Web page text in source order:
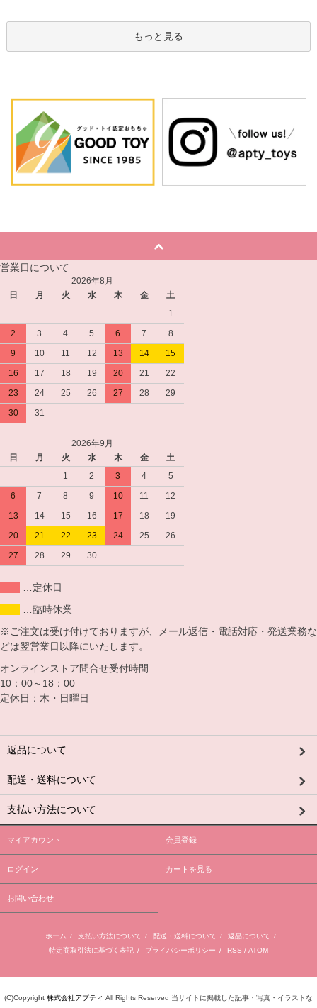
もっと見る
営業日について
2026年8月
日
月 火 水 木 金
土
1
2
3 4 5 6 7
8
9
10 11 12 13 14
15
16
17 18 19 20 21
22
23
24 25 26 27 28
29
30
31
2026年9月
日
月 火 水 木 金
土
1
2 3 4
5
6
7 8 9 10 11
12
13
14 15 16 17 18
19
20
21 22 23 24 25
26
27
28 29 30
…定休日
…臨時休業
※ご注文は受け付けておりますが、メール返信・電話対応・発送業務な
どは翌営業日以降にいたします。
オンラインストア問合せ受付時間
10：00～18：00
定休日：木・日曜日
返品について
配送・送料について
支払い方法について
マイアカウント 会員登録
ログイン カートを見る
お問い合わせ
ホーム / 支払い方法について / 配送・送料について / 返品について /
特定商取引法に基づく表記 / プライバシーポリシー / RSS / ATOM
(C)Copyright 株式会社アプティ All Rights Reserved 当サイトに掲載した記事・写真・イラストな